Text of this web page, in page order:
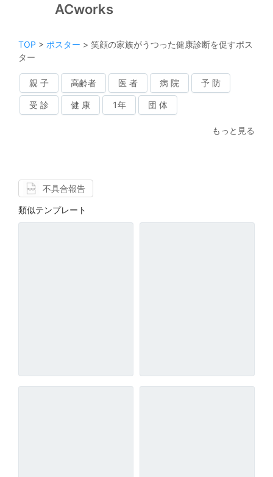
ACworks
TOP > ポスター > 笑顔の家族がうつった健康診断を促すポス
ター
親 子 高齢者 医 者 病 院 予 防
受 診 健 康 1年 団 体
もっと見る
不具合報告
類似テンプレート